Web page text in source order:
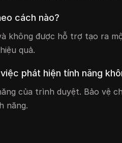
cách nào?
không được hỗ trợ tạo ra
quả.
phát hiện tính năng
của trình duyệt. Bảo vệ
năng.